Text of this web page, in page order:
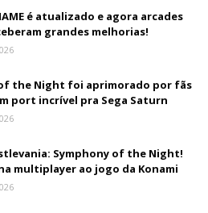
é atualizado e agora arcades
grandes melhorias!
the Night foi aprimorado por fãs
port incrível pra Sega Saturn
Symphony of the Night!
multiplayer ao jogo da Konami